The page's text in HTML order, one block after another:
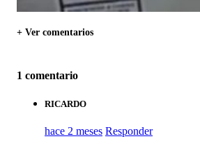
+ Ver comentarios
1 comentario
RICARDO
hace 2 meses Responder